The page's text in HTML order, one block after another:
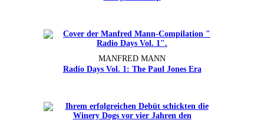
MANFRED MANN
Radio Days Vol. 1: The Paul Jones Era